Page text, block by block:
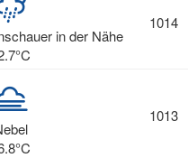
in der Nähe
1014
1013